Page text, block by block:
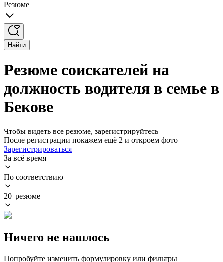
Резюме
Найти
Резюме соискателей на
должность водителя в семье в
Бекове
Чтобы видеть все резюме, зарегистрируйтесь
После регистрации покажем ещё 2 и откроем фото
Зарегистрироваться
За всё время
По соответствию
20 резюме
Ничего не нашлось
Попробуйте изменить формулировку или фильтры